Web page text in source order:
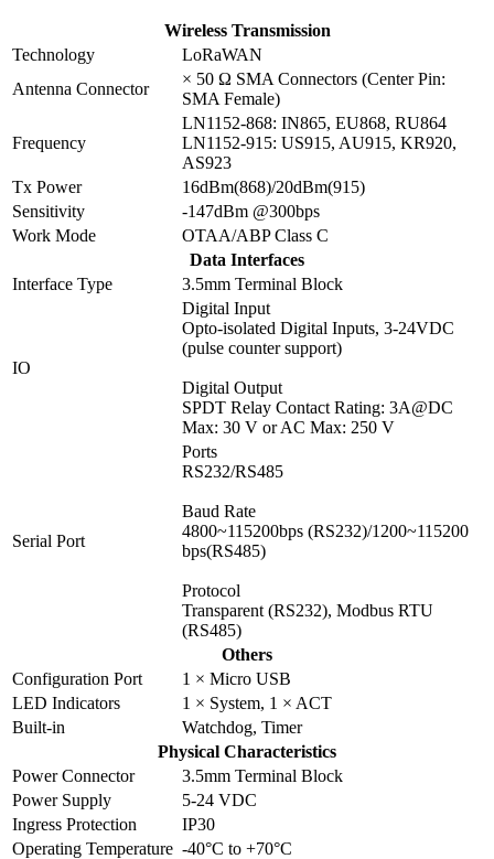
Wireless Transmission
Technology
LoRaWAN
Antenna Connector
× 50 Ω SMA Connectors (Center Pin:
SMA Female)
Frequency
LN1152-868: IN865, EU868, RU864
LN1152-915: US915, AU915, KR920,
AS923
Tx Power
16dBm(868)/20dBm(915)
Sensitivity
-147dBm @300bps
Work Mode
OTAA/ABP Class C
Data Interfaces
Interface Type
3.5mm Terminal Block
IO
Digital Input
Opto-isolated Digital Inputs, 3-24VDC
(pulse counter support)
Digital Output
SPDT Relay Contact Rating: 3A@DC
Max: 30 V or AC Max: 250 V
Serial Port
Ports
RS232/RS485
Baud Rate
4800~115200bps (RS232)/1200~115200
bps(RS485)
Protocol
Transparent (RS232), Modbus RTU
(RS485)
Others
Configuration Port
1 × Micro USB
LED Indicators
1 × System, 1 × ACT
Built-in
Watchdog, Timer
Physical Characteristics
Power Connector
3.5mm Terminal Block
Power Supply
5-24 VDC
Ingress Protection
IP30
Operating Temperature -40°C to +70°C